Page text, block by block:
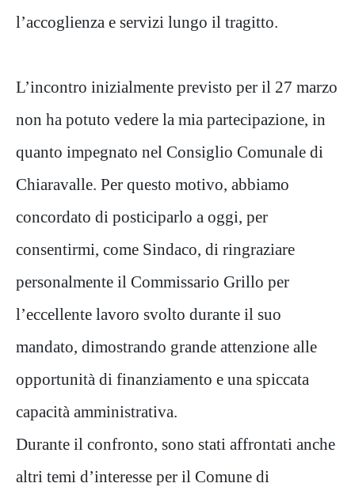
l’accoglienza e servizi lungo il tragitto.
L’incontro inizialmente previsto per il 27 marzo
non ha potuto vedere la mia partecipazione, in
quanto impegnato nel Consiglio Comunale di
Chiaravalle. Per questo motivo, abbiamo
concordato di posticiparlo a oggi, per
consentirmi, come Sindaco, di ringraziare
personalmente il Commissario Grillo per
l’eccellente lavoro svolto durante il suo
mandato, dimostrando grande attenzione alle
opportunità di finanziamento e una spiccata
capacità amministrativa.
Durante il confronto, sono stati affrontati anche
altri temi d’interesse per il Comune di